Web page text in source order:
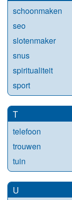
schoonmaken
seo
slotenmaker
snus
spiritualiteit
sport
T
telefoon
trouwen
tuin
U